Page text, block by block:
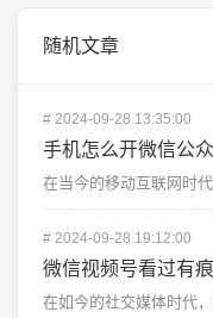
随机文章
# 2024-09-28 13:35:00
手机怎么开微信公
# 2024-09-28 19:12:00
微信视频号看过有